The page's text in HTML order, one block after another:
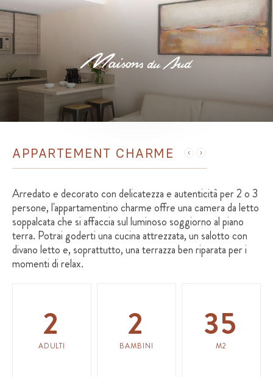
APPARTEMENT CHARME
Arredato e decorato con delicatezza e autenticità per 2 o 3
persone, l'appartamentino charme offre una camera da letto
soppalcata che si affaccia sul luminoso soggiorno al piano
terra. Potrai goderti una cucina attrezzata, un salotto con
divano letto e, soprattutto, una terrazza ben riparata per i
momenti di relax.
2
ADULTI
2
BAMBINI
35
M2